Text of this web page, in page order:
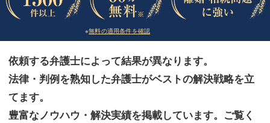
交通事故
法律相談など（その他）
お客様へ
みずほ中央の特長・実質編
※無料の適用条件を確認
依頼する弁護士によって結果が異なります。
法律・判例を熟知した弁護士がベストの解決戦略を立
てます。
豊富なノウハウ・解決実績を掲載しています。ご覧く
交通事故
法律相談など（その他）
お客様へ
みずほ中央の特長・実質編